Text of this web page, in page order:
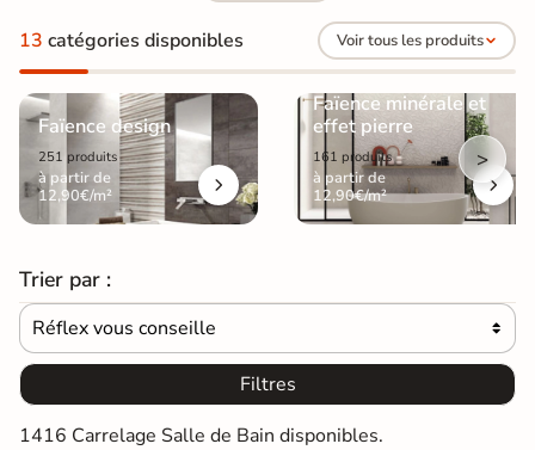
13 catégories disponibles Voir tous les produits
Faïence design
251 produits
à partir de
12,90€/m²
Faïence minérale et
effet pierre
161 produits
à partir de
12,90€/m²
>
Trier par :
Réflex vous conseille 
Filtres
1416 Carrelage Salle de Bain disponibles.